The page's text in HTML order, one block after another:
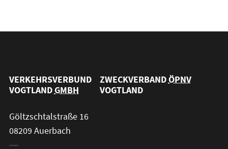
VERKEHRSVERBUND
VOGTLANDGMBH
ZWECKVERBANDÖPNV
VOGTLAND
Göltzschtalstraße 16
08209 Auerbach